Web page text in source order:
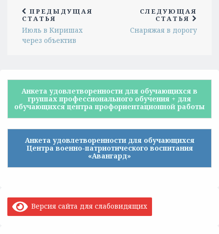
ПРЕДЫДУЩАЯ
СТАТЬЯ
Июль в Киришах
через объектив
СЛЕДУЮЩАЯ
СТАТЬЯ
Снаряжая в дорогу
Анкета удовлетворенности для обучающихся в
группах профессионального обучения + для
обучающихся центра профориентационной работы
Анкета удовлетворенности для обучающихся
Центра военно-патриотического воспитания
«Авангард»
Версия сайта для слабовидящих